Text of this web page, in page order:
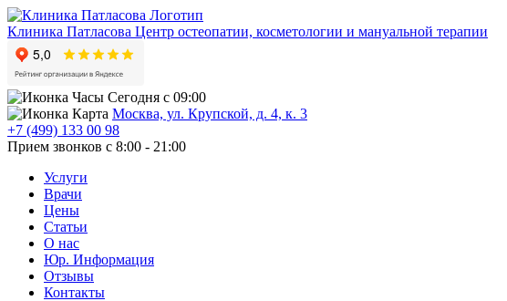
Клиника Патласова Центр остеопатии, косметологии и мануальной терапии
Сегодня с 09:00
Москва, ул. Крупской, д. 4, к. 3
+7 (499) 133 00 98
Прием звонков с 8:00 - 21:00
Услуги
Врачи
Цены
Статьи
О нас
Юр. Информация
Отзывы
Контакты